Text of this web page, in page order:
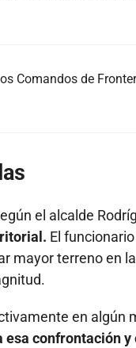
Comandos de
el alcalde
El
mayor terreno en
en algún
confrontación